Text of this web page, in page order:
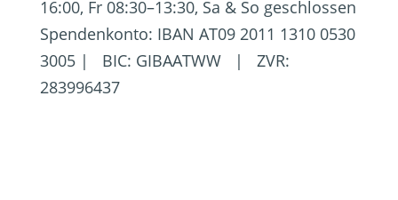
16:00, Fr 08:30–13:30, Sa & So geschlossen
Spendenkonto: IBAN AT09 2011 1310 0530
3005 | BIC: GIBAATWW | ZVR:
283996437